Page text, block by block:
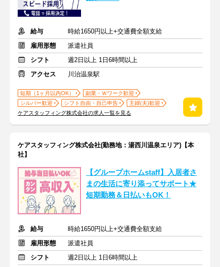
給与
時給1650円以上+交通費全額支給
雇用形態
派遣社員
シフト
週2日以上 1日6時間以上
アクセス
川治温泉駅
短期（1ヶ月以内OK）
副業・Ｗワーク歓迎
シルバー歓迎
シフト自由・自己申告
主婦(夫)歓迎
ケアスタッフィング株式会社の求人一覧を見る
ケアスタッフィング株式会社(勤務地：湯西川温泉エリア)【本
社】
【グループホームstaff】入居者さ
まの生活に寄り添ってサポート★
短期勤務＆日払いもOK！
給与
時給1650円以上+交通費全額支給
雇用形態
派遣社員
シフト
週2日以上 1日6時間以上